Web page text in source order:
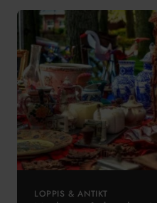
LOPPIS & ANTIKT